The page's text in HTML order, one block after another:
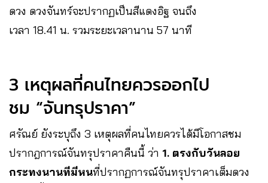
ดวง ดวงจันทร์จะปรากฏเป็นสีแดงอิฐ จนถึง
เวลา 18.41 น. รวมระยะเวลานาน 57 นาที
3 เหตุผลที่คนไทยควรออกไป
ชม “จันทรุปราคา”
ศรัณย์ ยังระบุถึง 3 เหตุผลที่คนไทยควรได้มีโอกาสชม
ปรากฎการณ์จันทรุปราคาคืนนี้ ว่า 1. ตรงกับวันลอย
กระทงนานทีมีหนที่ปรากฏการณ์จันทรุปราคาเต็มดวง